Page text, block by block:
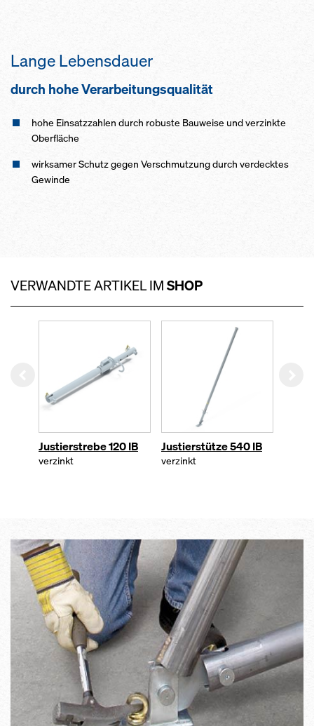
Lange Lebensdauer
durch hohe Verarbeitungsqualität
hohe Einsatzzahlen durch robuste Bauweise und verzinkte
Oberfläche
wirksamer Schutz gegen Verschmutzung durch verdecktes
Gewinde
VERWANDTE ARTIKEL IM SHOP
Justierstrebe 120 IB
verzinkt
Justierstütze 540 IB
verzinkt